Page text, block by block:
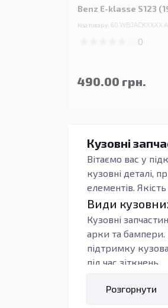
Benz E-klasse S123
Код товару:
0
490.00 грн.
Кузовні
Вітаємо вас у
кузовні деталі,
елементів.
Види
Кузовні
арки та бампери.
підтримку
під час зіткнень.
Професійна
Розгорнути